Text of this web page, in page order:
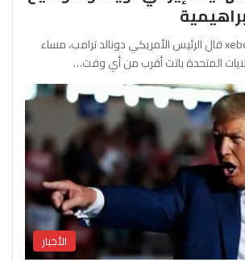
آفرين علو ـ xeber24.net قال الرئيس الأمريكي دونالد ترامب، مساء
المتحدة باتت أقرب من أي وقت…
الأخبار